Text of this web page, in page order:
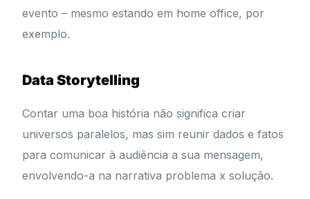
evento – mesmo estando em home office, por
exemplo.
Data Storytelling
Contar uma boa história não significa criar
universos paralelos, mas sim reunir dados e fatos
para comunicar à audiência a sua mensagem,
envolvendo-a na narrativa problema x solução.